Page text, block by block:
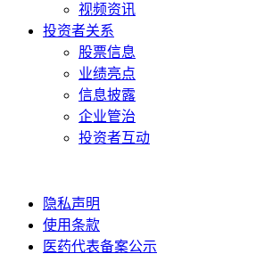
视频资讯
投资者关系
股票信息
业绩亮点
信息披露
企业管治
投资者互动
隐私声明
使用条款
医药代表备案公示